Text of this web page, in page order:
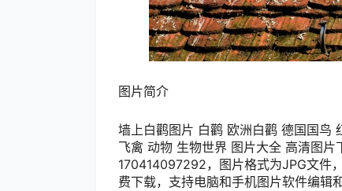
图片简介
墙上白鹳图片 白鹳 欧洲白鹳 德国国鸟
飞禽 动物 生物世界 图片大全 高清图
170414097292，图片格式为JPG文
费下载，支持电脑和手机图片软件编辑和